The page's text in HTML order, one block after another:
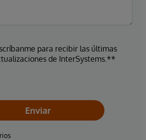
para recibir las últimas
de InterSystems.**
Enviar